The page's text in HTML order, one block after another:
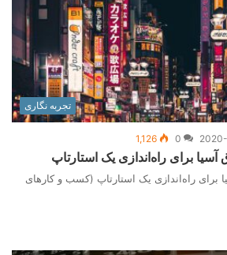
تجربه نگاری
0
1,126
برای راه‌اندازی یک استارتاپ
راه‌اندازی یک استارتاپ (کسب و کارهای